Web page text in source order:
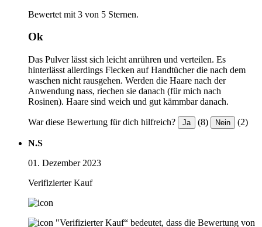
Bewertet mit 3 von 5 Sternen.
Ok
Das Pulver lässt sich leicht anrühren und verteilen. Es
hinterlässt allerdings Flecken auf Handtücher die nach dem
waschen nicht rausgehen. Werden die Haare nach der
Anwendung nass, riechen sie danach (für mich nach
Rosinen). Haare sind weich und gut kämmbar danach.
War diese Bewertung für dich hilfreich? Ja (8) Nein (2)
N.S
01. Dezember 2023
Verifizierter Kauf
"Verifizierter Kauf“ bedeutet, dass die Bewertung von